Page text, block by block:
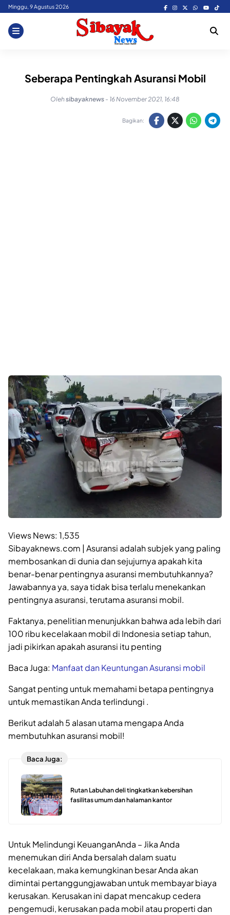
Skip
content
Minggu, 9 Agustus 2026
Seberapa Pentingkah Asuransi Mobil
Olehsibayaknews - 16 November 2021, 16:48
Bagikan:
Views News: 1,535
Sibayaknews.com | Asuransi adalah subjek yang paling
membosankan di dunia dan sejujurnya apakah kita
benar-benar pentingnya asuransi membutuhkannya?
Jawabannya ya, saya tidak bisa terlalu menekankan
pentingnya asuransi, terutama asuransi mobil.
Faktanya, penelitian menunjukkan bahwa ada lebih dari
100 ribu kecelakaan mobil di Indonesia setiap tahun,
jadi pikirkan apakah asuransi itu penting
Baca Juga: Manfaat dan Keuntungan Asuransi mobil
Sangat penting untuk memahami betapa pentingnya
untuk memastikan Anda terlindungi .
Berikut adalah 5 alasan utama mengapa Anda
membutuhkan asuransi mobil!
Baca Juga:
Rutan Labuhan deli tingkatkan kebersihan
fasilitas umum dan halaman kantor
Untuk Melindungi KeuanganAnda – Jika Anda
menemukan diri Anda bersalah dalam suatu
kecelakaan, maka kemungkinan besar Anda akan
dimintai pertanggungjawaban untuk membayar biaya
kerusakan. Kerusakan ini dapat mencakup cedera
pengemudi, kerusakan pada mobil atau properti dan